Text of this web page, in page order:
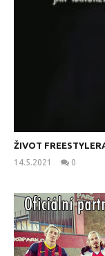
ŽIVOT
14.5.2021
0